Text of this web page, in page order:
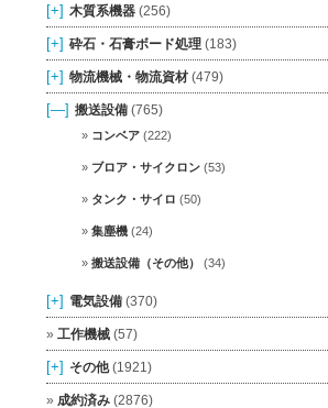
[+] 木質系機器 (256)
[+] 砕石・石膏ボード処理 (183)
[+] 物流機械・物流資材 (479)
[—] 搬送設備 (765)
コンベア (222)
ブロア・サイクロン (53)
タンク・サイロ (50)
集塵機 (24)
搬送設備（その他） (34)
[+] 電気設備 (370)
工作機械 (57)
[+] その他(1921)
成約済み (2876)